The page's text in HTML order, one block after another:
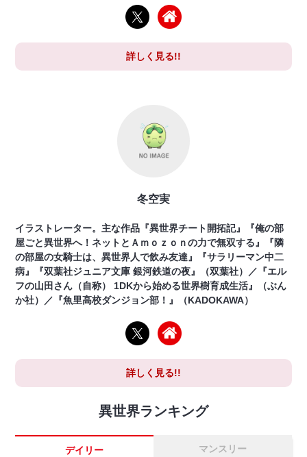
詳しく見る!!
冬空実
イラストレーター。主な作品『異世界チート開拓記』『俺の部
屋ごと異世界へ！ネットとＡｍｏｚｏｎの力で無双する』『隣
の部屋の女騎士は、異世界人で飲み友達』『サラリーマン中二
病』『双葉社ジュニア文庫 銀河鉄道の夜』（双葉社）／『エル
フの山田さん（自称） 1DKから始める世界樹育成生活』（ぶん
か社）／『魚里高校ダンジョン部！』（KADOKAWA）
詳しく見る!!
異世界ランキング
デイリー マンスリー